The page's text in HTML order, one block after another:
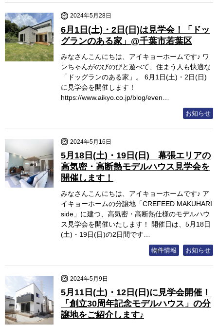
2024年5月28日
6月1日(土)・2日(日)は見学会！「ドッ
グランのある家」@千葉市若葉区
みなさんこんにちは、アイキョーホームです♪ ワ
ンちゃんがのびのびと遊べて、住まう人も快適な
「ドッグランのある家」。 6月1日(土)・2日(日)
に見学会を開催します！
https://www.aikyo.co.jp/blog/even…
お知らせ
2024年5月16日
5月18日(土)・19日(日) 幕張エリアの
高気密・高断熱モデルハウス見学会を
開催します！
みなさんこんにちは、アイキョーホームです♪ ア
イキョーホームの分譲地「CREFEED MAKUHARI
side」に建つ、高気密・高断熱仕様のモデルハウ
ス見学会を開催いたします！ 開催日は、5月18日
(土)・19日(日)の2日間です…
物件情報 お知らせ
2024年5月9日
5月11日(土)・12日(日)に見学会開催！
「創立30周年記念モデルハウス」の分
譲地をご紹介します♪